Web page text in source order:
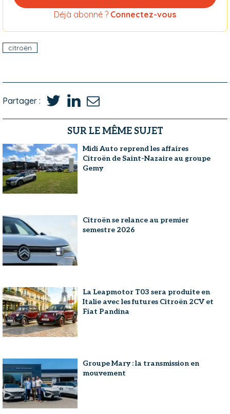
Déjà abonné ? Connectez-vous
citroën
Partager :
SUR LE MÊME SUJET
Midi Auto reprend les affaires
Citroën de Saint-Nazaire au groupe
Gemy
Citroën se relance au premier
semestre 2026
La Leapmotor T03 sera produite en
Italie avec les futures Citroën 2CV et
Fiat Pandina
Groupe Mary : la transmission en
mouvement